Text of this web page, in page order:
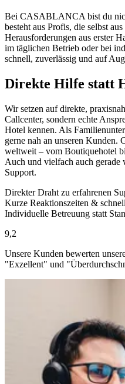
Bei CASABLANCA bist du
besteht aus Profis, die selbst
Herausforderungen aus erster
im täglichen Betrieb oder bei
schnell, zuverlässig und auf
Direkte Hilfe statt
Wir setzen auf direkte,
Callcenter, sondern echte
Hotel kennen. Als
gerne nah an unseren Kunden.
weltweit – vom Boutiquehotel
Auch und vielfach auch
Support.
Direkter Draht zu erfahrenen
Kurze Reaktionszeiten &
Individuelle Betreuung statt
9,2
Unsere Kunden bewerten
"Exzellent" und